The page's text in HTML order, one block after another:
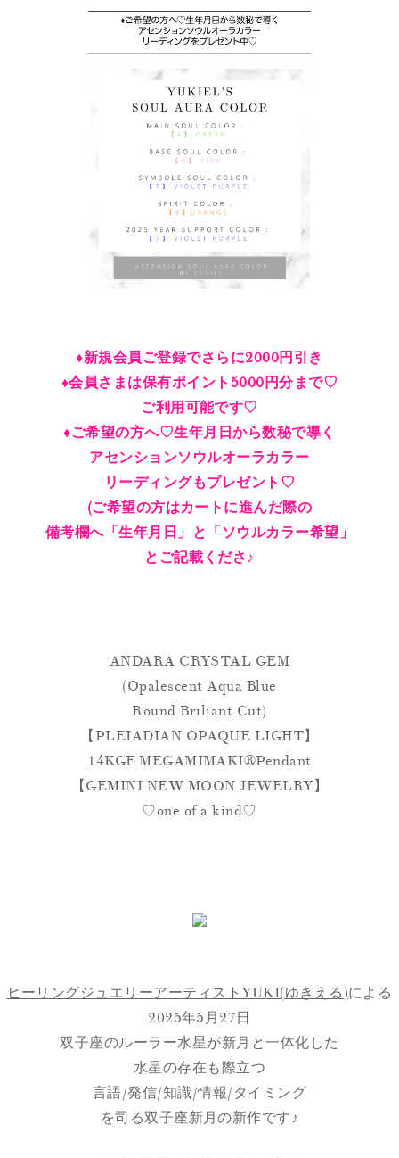
♦︎新規会員ご登録でさらに2000円引き
♦︎会員さまは保有ポイント5000円分まで♡
ご利用可能です♡
♦︎ご希望の方へ♡生年月日から数秘で導く
アセンションソウルオーラカラー
リーディングもプレゼント♡
(ご希望の方はカートに進んだ際の
備考欄へ「生年月日」と「ソウルカラー希望」
とご記載くださ♪
ANDARA CRYSTAL GEM
(Opalescent Aqua Blue
Round Briliant Cut)
【PLEIADIAN OPAQUE LIGHT】
14KGF MEGAMIMAKI®︎Pendant
【GEMINI NEW MOON JEWELRY】
♡one of a kind♡
ヒーリングジュエリーアーティストYUKI(ゆきえる)による
2025年5月27日
双子座のルーラー水星が新月と一体化した
水星の存在も際立つ
言語/発信/知識/情報/タイミング
を司る双子座新月の新作です♪